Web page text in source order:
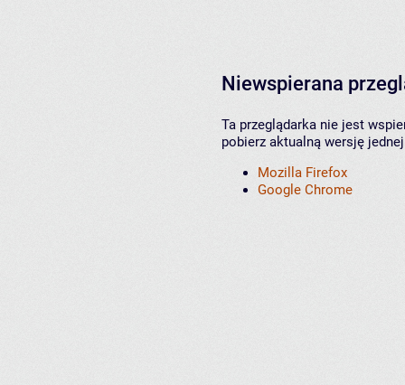
Niewspierana
Ta przeglądarka nie jest
pobierz aktualną wersję
Mozilla Firefox
Google Chrome